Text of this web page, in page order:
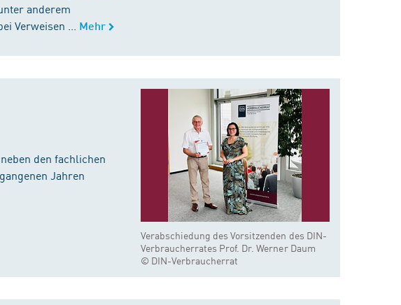
anderem
Verweisen ...
Mehr
Verabschiedung des Vorsitzenden des DIN-
Verbraucherrates Prof. Dr. Werner Daum
© DIN-Verbraucherrat
den fachlichen
Jahren